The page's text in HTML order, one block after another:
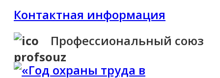
Контактная информация
Профессиональный союз